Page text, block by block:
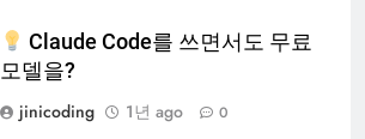
Claude Code를 쓰면서도 무료
모델을?
jinicoding
1년 ago 0